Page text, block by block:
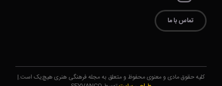
تماس با ما
کلیه حقوق مادی و معنوی محفوظ و متعلق به مجله فرهنگی هنری هیچ‌یک است.|